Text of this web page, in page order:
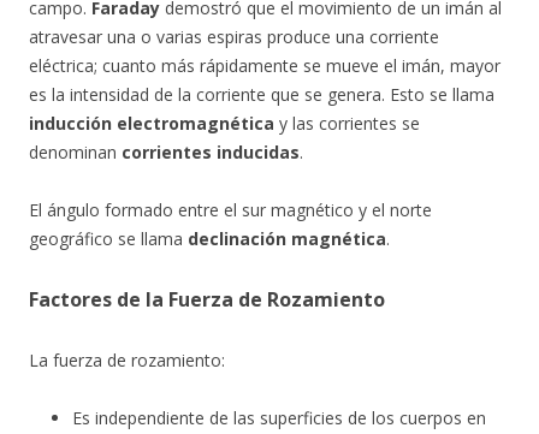
campo. Faraday demostró que el movimiento de un imán al
atravesar una o varias espiras produce una corriente
eléctrica; cuanto más rápidamente se mueve el imán, mayor
es la intensidad de la corriente que se genera. Esto se llama
inducción electromagnética y las corrientes se
denominan corrientes inducidas.
El ángulo formado entre el sur magnético y el norte
geográfico se llama declinación magnética.
Factores de la Fuerza de Rozamiento
La fuerza de rozamiento:
Es independiente de las superficies de los cuerpos en